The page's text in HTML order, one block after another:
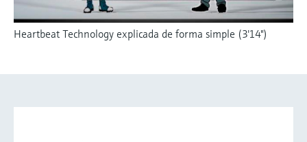
Heartbeat Technology explicada de forma simple (3'14")